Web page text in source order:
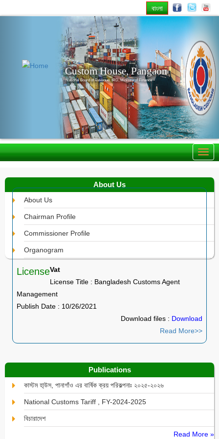
বাংলা
Custom House, Pangaon
National Board of Revenue, IRD, Ministry of Finance
About Us
About Us
Chairman Profile
Commissioner Profile
Organogram
LicenseVat
License Title : Bangladesh Customs Agent
Management
Publish Date : 10/26/2021
Download files : Download
Read More>>
Publications
কাস্টম হা্উস, পানাগাঁও এর বার্ষিক ক্রয় পরিকল্পনাঃ ২০২৫-২০২৬
National Customs Tariff , FY-2024-2025
বিচারাদেশ
Read More »